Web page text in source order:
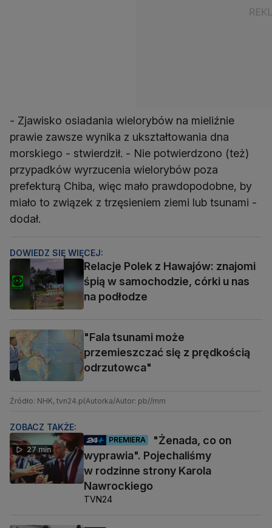
- Zjawisko osiadania wielorybów na mieliźnie
prawie zawsze wynika z ukształtowania dna
morskiego - stwierdził. - Nie potwierdzono (też)
przypadków wyrzucenia wielorybów poza
prefekturą Chiba, więc mało prawdopodobne, by
miało to związek z trzęsieniem ziemi lub tsunami -
dodał.
DOWIEDZ SIĘ WIĘCEJ:
Relacje Polek z Hawajów: znajomi
śpią w samochodzie, córki u nas
na podłodze
"Fala tsunami może
przemieszczać się z prędkością
odrzutowca"
Źródło: NHK, tvn24.pl Autorka/Autor: pb//mm
ZOBACZ TAKŻE:
27 min
PREMIERA
"Żenada, co on
wyprawia". Pojechaliśmy
w rodzinne strony Karola
Nawrockiego
TVN24